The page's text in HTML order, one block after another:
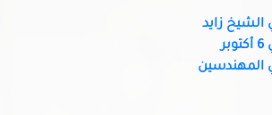
شقق للبيع في شيراتون
شقق للبيع في طره
للبيع في طلعت حرب
زايد
المهندسين